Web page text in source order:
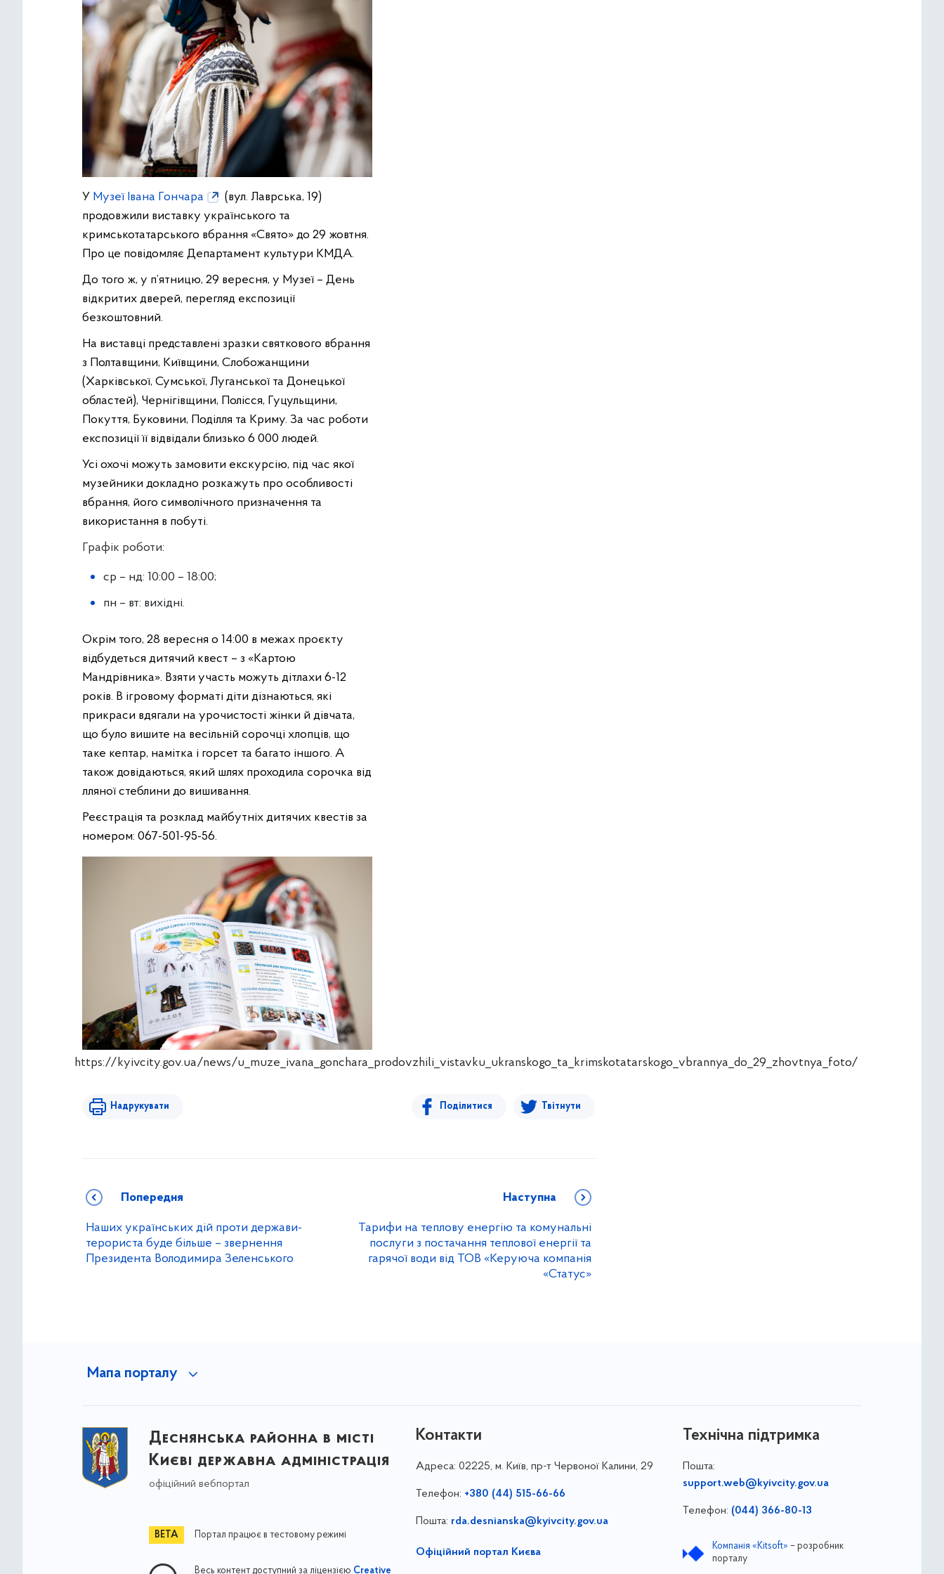
У Музеї Івана Гончара
(вул. Лаврська, 19)
продовжили виставку українського та
кримськотатарського вбрання «Свято» до 29 жовтня.
Про це повідомляє Департамент культури КМДА.
До того ж, у п’ятницю, 29 вересня, у Музеї – День
відкритих дверей, перегляд експозиції
безкоштовний.
На виставці представлені зразки святкового вбрання
з Полтавщини, Київщини, Слобожанщини
(Харківської, Сумської, Луганської та Донецької
областей), Чернігівщини, Полісся, Гуцульщини,
Покуття, Буковини, Поділля та Криму. За час роботи
експозиції її відвідали близько 6 000 людей.
Усі охочі можуть замовити екскурсію, під час якої
музейники докладно розкажуть про особливості
вбрання, його символічного призначення та
використання в побуті.
Графік роботи:
ср – нд: 10:00 – 18:00;
пн – вт: вихідні.
Окрім того, 28 вересня о 14:00 в межах проєкту
відбудеться дитячий квест – з «Картою
Мандрівника». Взяти участь можуть дітлахи 6-12
років. В ігровому форматі діти дізнаються, які
прикраси вдягали на урочистості жінки й дівчата,
що було вишите на весільній сорочці хлопців, що
таке кептар, намітка і горсет та багато іншого. А
також довідаються, який шлях проходила сорочка від
лляної стеблини до вишивання.
Реєстрація та розклад майбутніх дитячих квестів за
номером: 067-501-95-56.
https://kyivcity.gov.ua/news/u_muze_ivana_gonchara_prodovzhili_vistavku_ukranskogo_ta_krimskotatarskogo_vbrannya_do_29_zhovtnya_foto/
Надрукувати Поділитися Твітнути
Попередня
Наших українських дій проти держави-
терориста буде більше – звернення
Президента Володимира Зеленського
Наступна
Тарифи на теплову енергію та комунальні
послуги з постачання теплової енергії та
гарячої води від ТОВ «Керуюча компанія
«Статус»
Мапа порталу
Деснянська районна в місті
Києві державна адміністрація
офіційний вебпортал
Портал працює в тестовому режимі
Весь контент доступний за ліцензією Creative
Контакти
Адреса: 02225, м. Київ, пр-т Червоної Калини, 29
Телефон: +380 (44) 515-66-66
Пошта: rda.desnianska@kyivcity.gov.ua
Офіційний портал Києва
Технічна підтримка
Пошта:
support.web@kyivcity.gov.ua
Телефон: (044) 366-80-13
Компанія «Kitsoft» – розробник
порталу